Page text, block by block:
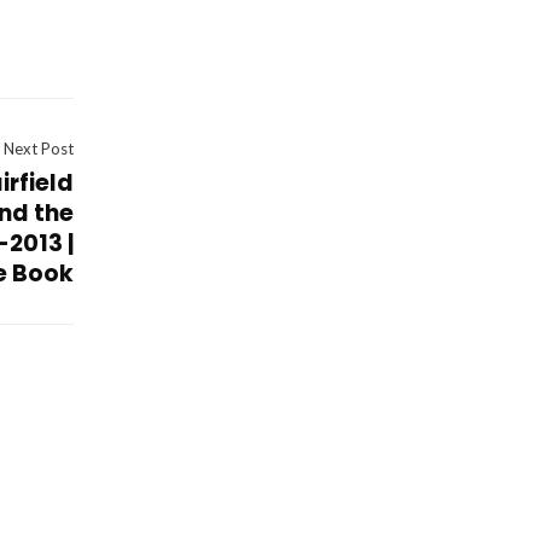
Next Post
the
|
Book